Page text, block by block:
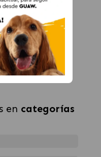
en categorías